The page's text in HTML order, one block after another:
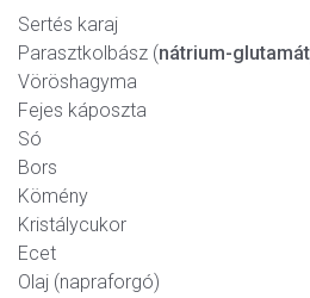
Sertés karaj
Parasztkolbász (nátrium-
Vöröshagyma
Fejes káposzta
Só
Bors
Kömény
Kristálycukor
Ecet
Olaj (napraforgó)